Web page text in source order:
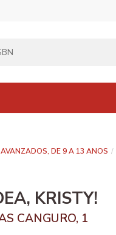
AVANZADOS, DE 9 A 13 ANOS
KRISTY!
CANGURO, 1